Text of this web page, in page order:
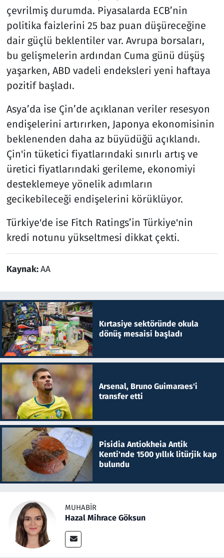
çevrilmiş durumda. Piyasalarda ECB’nin
politika faizlerini 25 baz puan düşüreceğine
dair güçlü beklentiler var. Avrupa borsaları,
bu gelişmelerin ardından Cuma günü düşüş
yaşarken, ABD vadeli endeksleri yeni haftaya
pozitif başladı.
Asya’da ise Çin’de açıklanan veriler resesyon
endişelerini artırırken, Japonya ekonomisinin
beklenenden daha az büyüdüğü açıklandı.
Çin'in tüketici fiyatlarındaki sınırlı artış ve
üretici fiyatlarındaki gerileme, ekonomiyi
desteklemeye yönelik adımların
gecikebileceği endişelerini körüklüyor.
Türkiye'de ise Fitch Ratings’in Türkiye'nin
kredi notunu yükseltmesi dikkat çekti.
Kaynak:AA
Kırtasiye sektöründe okula
dönüş mesaisi başladı
Arsenal, Bruno Guimaraes'i
transfer etti
Pisidia Antiokheia Antik
Kenti'nde 1500 yıllık litürjik kap
bulundu
MUHABIR
Hazal Mihrace Göksun